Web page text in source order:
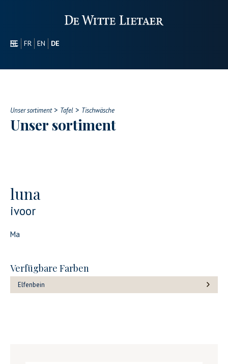
NL FR EN
DE
UNSER SORTIMENT
CONTACT
Unser sortiment> Tafel > Tischwäsche
Unser sortiment
luna
ivoor
Ma
Verfügbare Farben
Elfenbein